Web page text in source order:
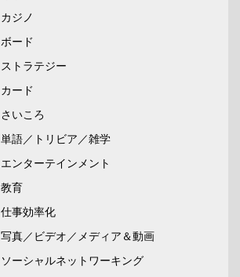
カジノ
ボード
ストラテジー
カード
さいころ
単語／トリビア／雑学
エンターテインメント
教育
仕事効率化
写真／ビデオ／メディア＆動画
ソーシャルネットワーキング